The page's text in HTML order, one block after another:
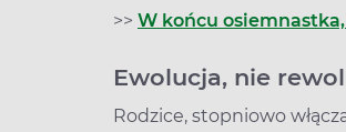
>> W końcu
Ewolucja, nie
Rodzice, stopniowo